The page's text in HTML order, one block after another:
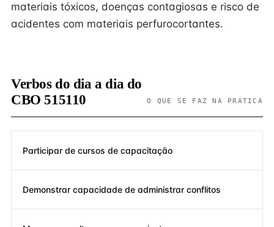
materiais tóxicos, doenças contagiosas e risco de
acidentes com materiais perfurocortantes.
Verbos do dia a dia do
CBO 515110
O QUE SE FAZ NA PRÁTICA
Participar de cursos de capacitação
Demonstrar capacidade de administrar conflitos